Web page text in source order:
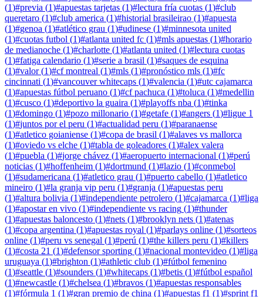
(1)#previa (1)#apuestas tarjetas (1)#lectura fría cuotas (1)#club
queretaro (1)#club america (1)#historial brasileirao (1)#apuesta
(1)#genoa (1)#atlético grau (1)#udinese (1)#minnesota united
(1)#cuotas futbol (1)#atlanta united fc (1)#mls apuestas (1)#horario
de medianoche (1)#charlotte (1)#atlanta united (1)#lectura cuotas
(1)#fatiga calendario (1)#serie a brasil (1)#saques de esquina
(1)#valor(1)#cf montreal (1)#mls (1)#pronóstico mls (1)#fc
cincinnati (1)#vancouver whitecaps (1)#valencia (1)#utc cajamarca
(1)#apuestas fútbol peruano (1)#cf pachuca (1)#toluca (1)#medellin
(1)#cusco (1)#deportivo la guaira (1)#playoffs nba (1)#tinka
(1)#domingo (1)#pozo millonario (1)#getafe (1)#angers (1)#ligue 1
(1)#juntos por el peru (1)#actualidad peru (1)#paranaense
(1)#atletico goianiense (1)#copa de brasil (1)#alaves vs mallorca
(1)#oviedo vs elche (1)#tabla de goleadores (1)#alex valera
(1)#puebla (1)#jorge chávez (1)#aeropuerto internacional (1)#perú
noticias (1)#hoffenheim (1)#dortmund (1)#lazio (1)#conmebol
(1)#sudamericana (1)#atletico grau (1)#puerto cabello (1)#atletico
mineiro (1)#la granja vip peru (1)#granja (1)#apuestas peru
(1)#altura bolivia (1)#independiente petrolero (1)#cajamarca (1)#liga
(1)#apostar en vivo (1)#independiente vs racing (1)#thunder
(1)#apuestas baloncesto (1)#nets (1)#brooklyn nets (1)#atenas
(1)#copa argentina (1)#apuestas royal (1)#parlays online (1)#sorteos
online (1)#peru vs senegal (1)#perú (1)#the killers peru (1)#killers
(1)#costa 21 (1)#defensor sporting (1)#nacional montevideo (1)#liga
uruguaya (1)#brighton (1)#athletic club (1)#fútbol femenino
(1)#seattle (1)#sounders (1)#whitecaps (1)#betis (1)#fútbol español
(1)#newcastle (1)#chelsea (1)#bravos (1)#apuestas responsables
(1)#fórmula 1 (1)#gran premio de china (1)#apuestas f1 (1)#sprint f1